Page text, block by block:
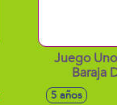
Juego
Baraja
5 años